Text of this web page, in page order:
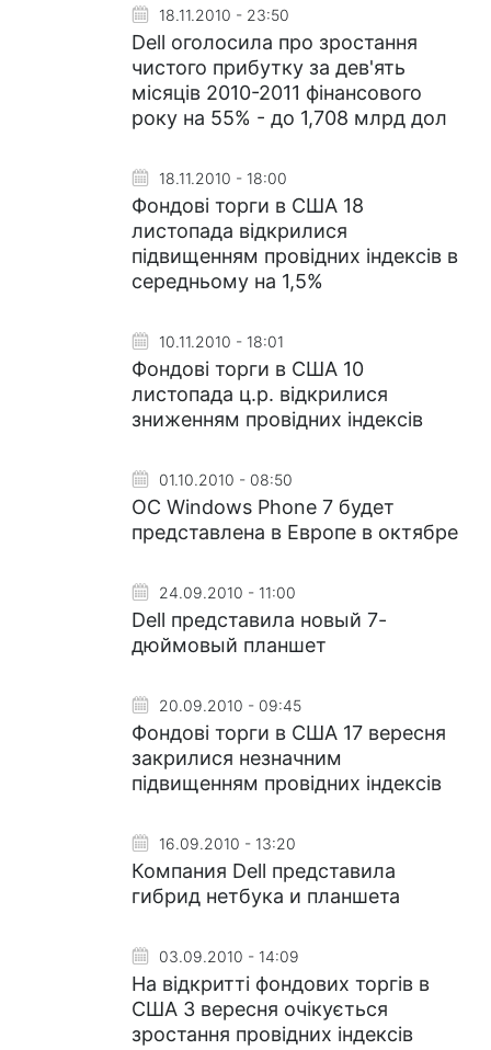
18.11.2010 - 23:50
Dell оголосила про зростання
чистого прибутку за дев'ять
місяців 2010-2011 фінансового
року на 55% - до 1,708 млрд дол
18.11.2010 - 18:00
Фондові торги в США 18
листопада відкрилися
підвищенням провідних індексів в
середньому на 1,5%
10.11.2010 - 18:01
Фондові торги в США 10
листопада ц.р. відкрилися
зниженням провідних індексів
01.10.2010 - 08:50
ОС Windows Phone 7 будет
представлена в Европе в октябре
24.09.2010 - 11:00
Dell представила новый 7-
дюймовый планшет
20.09.2010 - 09:45
Фондові торги в США 17 вересня
закрилися незначним
підвищенням провідних індексів
16.09.2010 - 13:20
Компания Dell представила
гибрид нетбука и планшета
03.09.2010 - 14:09
На відкритті фондових торгів в
США 3 вересня очікується
зростання провідних індексів